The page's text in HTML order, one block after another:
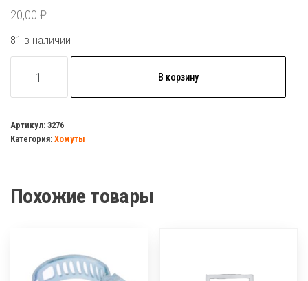
20,00 ₽
81 в наличии
товара
червячный
8-
В корзину
Артикул: 3276
Категория: Хомуты
Похожие товары